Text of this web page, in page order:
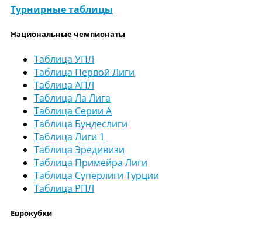
Турнирные таблицы
Национальные чемпионаты
Таблица УПЛ
Таблица Первой Лиги
Таблица АПЛ
Таблица Ла Лига
Таблица Серии А
Таблица Бундеслиги
Таблица Лиги 1
Таблица Эредивизи
Таблица Примейра Лиги
Таблица Суперлиги Турции
Таблица РПЛ
Еврокубки